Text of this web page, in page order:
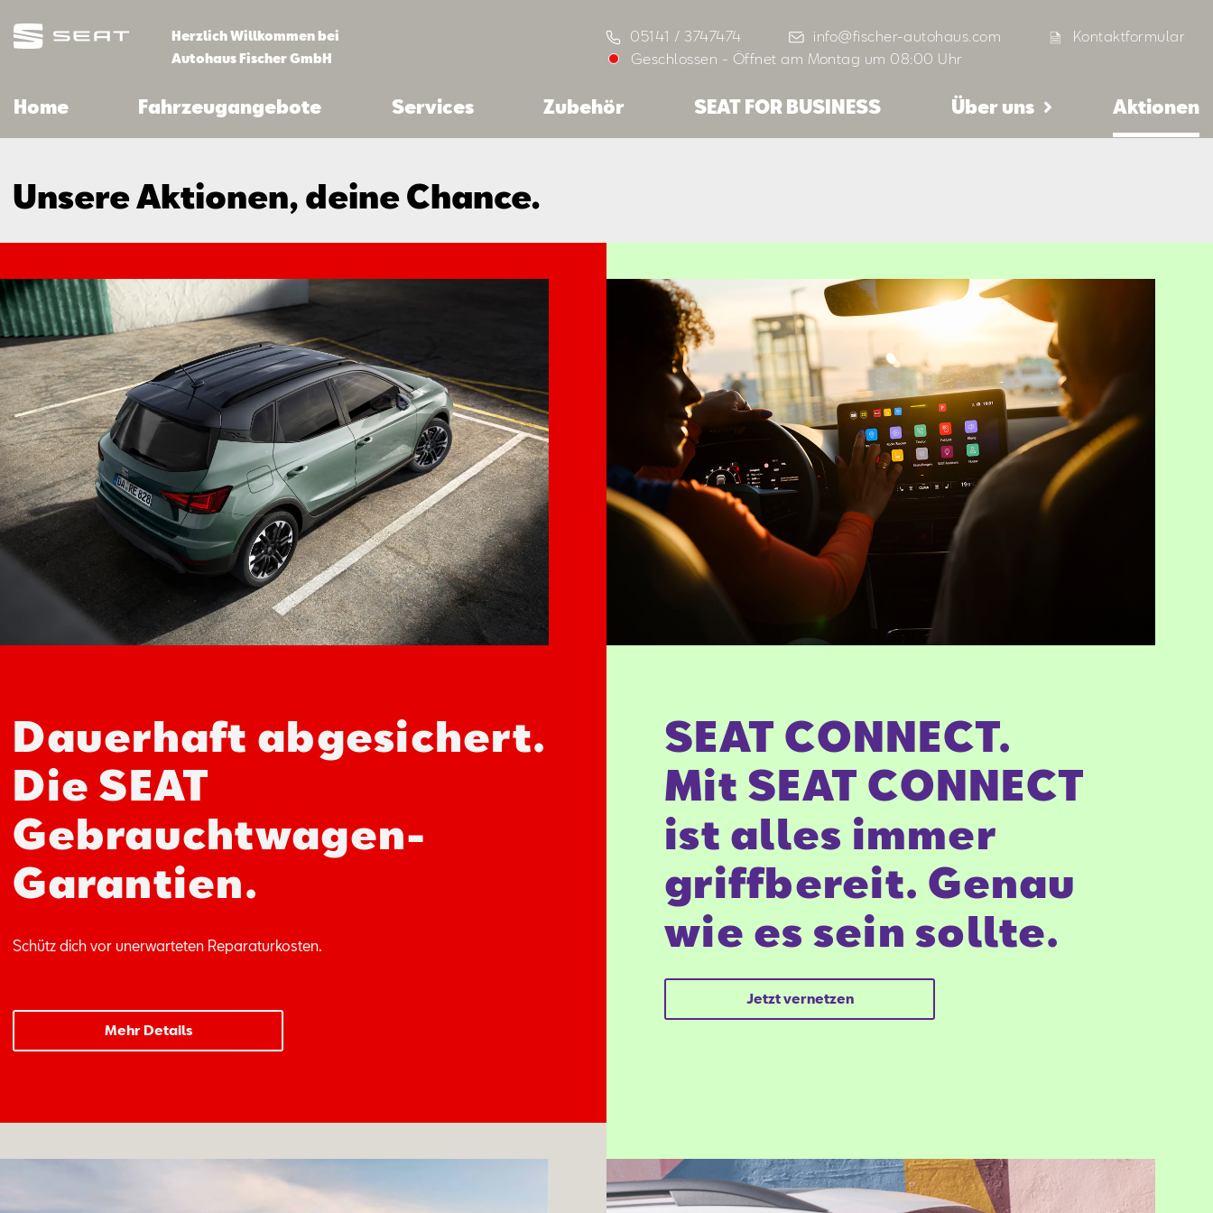
Herzlich Willkommen bei
Autohaus Fischer GmbH
05141 / 3747474 info@fischer-autohaus.com
Kontaktformular
Geschlossen - Öffnet am Montag um 08:00 Uhr
Home Fahrzeugangebote Services Zubehör SEAT FOR BUSINESS Über uns Aktionen
Unsere Aktionen, deine Chance.
Dauerhaft abgesichert.
Die SEAT
Gebrauchtwagen-
Garantien.
Schütz dich vor unerwarteten Reparaturkosten.
Mehr Details
SEAT CONNECT.
Mit SEAT CONNECT
ist alles immer
griffbereit. Genau
wie es sein sollte.
Jetzt vernetzen